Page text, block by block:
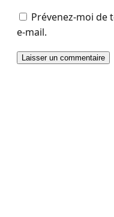
Prévenez-moi de
e-mail.